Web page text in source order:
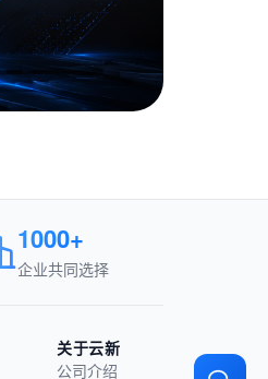
1000+
企业共同选择
关于云新
公司介绍